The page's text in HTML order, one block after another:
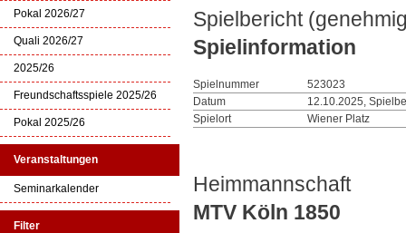
Pokal 2026/27
Quali 2026/27
2025/26
Freundschaftsspiele 2025/26
Pokal 2025/26
Veranstaltungen
Seminarkalender
Filter
Spielbericht
Spielinformation
Spielnummer
523023
Datum
12.10.2025,
Spielort
Wiener Platz
Heimmannschaft
MTV Köln 1850